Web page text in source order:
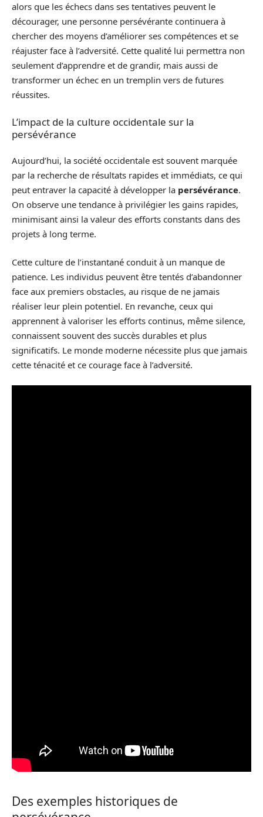
alors que les échecs dans ses tentatives peuvent le
décourager, une personne persévérante continuera à
chercher des moyens d’améliorer ses compétences et se
réajuster face à l’adversité. Cette qualité lui permettra non
seulement d’apprendre et de grandir, mais aussi de
transformer un échec en un tremplin vers de futures
réussites.
L’impact de la culture occidentale sur la
persévérance
Aujourd’hui, la société occidentale est souvent marquée
par la recherche de résultats rapides et immédiats, ce qui
peut entraver la capacité à développer la persévérance.
On observe une tendance à privilégier les gains rapides,
minimisant ainsi la valeur des efforts constants dans des
projets à long terme.
Cette culture de l’instantané conduit à un manque de
patience. Les individus peuvent être tentés d’abandonner
face aux premiers obstacles, au risque de ne jamais
réaliser leur plein potentiel. En revanche, ceux qui
apprennent à valoriser les efforts continus, même silence,
connaissent souvent des succès durables et plus
significatifs. Le monde moderne nécessite plus que jamais
cette ténacité et ce courage face à l’adversité.
Des exemples historiques de